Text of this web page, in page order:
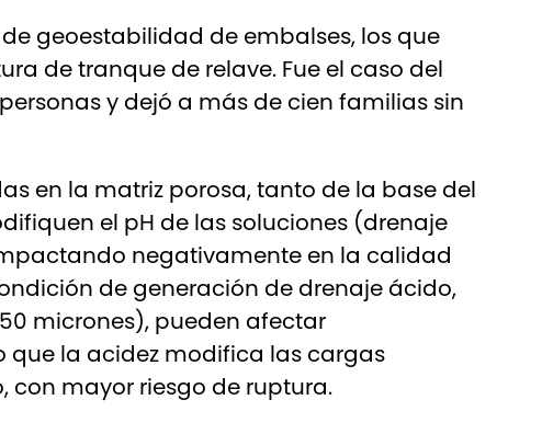
geoestabilidad de embalses, los que
de tranque de relave. Fue el caso del
y dejó a más de cien familias sin
en la matriz porosa, tanto de la base del
el pH de las soluciones (drenaje
negativamente en la calidad
de generación de drenaje ácido,
micrones), pueden afectar
la acidez modifica las cargas
con mayor riesgo de ruptura.